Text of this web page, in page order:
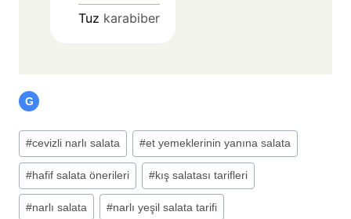
Tuz karabiber
G
#cevizli narlı salata #et yemeklerinin yanına salata
#hafif salata önerileri #kış salatası tarifleri
#narlı salata #narlı yeşil salata tarifi